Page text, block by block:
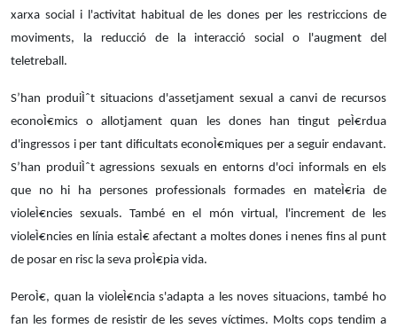
xarxa social i l'activitat habitual de les dones per les restriccions de
moviments, la reducció de la interacció social o l'augment del
teletreball.
S’han produiÌˆt situacions d'assetjament sexual a canvi de recursos
econoÌ€mics o allotjament quan les dones han tingut peÌ€rdua
d'ingressos i per tant dificultats econoÌ€miques per a seguirendavant.
S’han produiÌˆt agressions sexuals en entorns d'oci informals en els
que no hi ha persones professionals formades en mateÌ€ria de
violeÌ€ncies sexuals. També en el món virtual, l'increment de les
violeÌ€ncies en línia estaÌ€ afectant a moltes dones i nenes fins al punt
de posar en risc la seva proÌ€pia vida.
PeroÌ€, quan la violeÌ€ncia s'adapta a les noves situacions, també ho
fan les formes de resistir de les seves víctimes. Molts cops tendim a